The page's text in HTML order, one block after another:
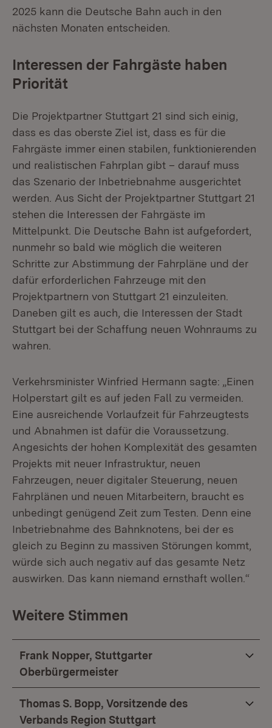
2025 kann die Deutsche Bahn auch in den
nächsten Monaten entscheiden.
Interessen der Fahrgäste haben
Priorität
Die Projektpartner Stuttgart 21 sind sich einig,
dass es das oberste Ziel ist, dass es für die
Fahrgäste immer einen stabilen, funktionierenden
und realistischen Fahrplan gibt – darauf muss
das Szenario der Inbetriebnahme ausgerichtet
werden. Aus Sicht der Projektpartner Stuttgart 21
stehen die Interessen der Fahrgäste im
Mittelpunkt. Die Deutsche Bahn ist aufgefordert,
nunmehr so bald wie möglich die weiteren
Schritte zur Abstimmung der Fahrpläne und der
dafür erforderlichen Fahrzeuge mit den
Projektpartnern von Stuttgart 21 einzuleiten.
Daneben gilt es auch, die Interessen der Stadt
Stuttgart bei der Schaffung neuen Wohnraums zu
wahren.
Verkehrsminister Winfried Hermann sagte: „Einen
Holperstart gilt es auf jeden Fall zu vermeiden.
Eine ausreichende Vorlaufzeit für Fahrzeugtests
und Abnahmen ist dafür die Voraussetzung.
Angesichts der hohen Komplexität des gesamten
Projekts mit neuer Infrastruktur, neuen
Fahrzeugen, neuer digitaler Steuerung, neuen
Fahrplänen und neuen Mitarbeitern, braucht es
unbedingt genügend Zeit zum Testen. Denn eine
Inbetriebnahme des Bahnknotens, bei der es
gleich zu Beginn zu massiven Störungen kommt,
würde sich auch negativ auf das gesamte Netz
auswirken. Das kann niemand ernsthaft wollen.“
Weitere Stimmen
Frank Nopper, Stuttgarter
Oberbürgermeister
Thomas S. Bopp, Vorsitzende des
Verbands Region Stuttgart